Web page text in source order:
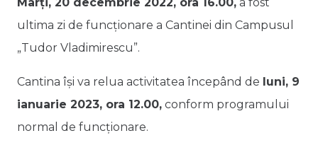
Marți, 20 decembrie 2022, ora 16.00, a fost
ultima zi de funcționare a Cantinei din Campusul
„Tudor Vladimirescu”.
Cantina își va relua activitatea începând de luni, 9
ianuarie 2023, ora 12.00, conform programului
normal de funcționare.